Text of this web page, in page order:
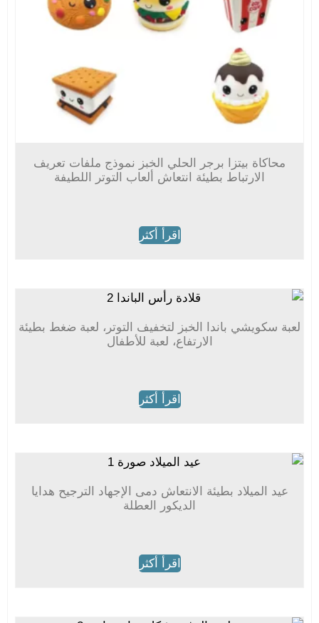
محاكاة بيتزا برجر الحلي الخبز نموذج ملفات تعريف
الارتباط بطيئة انتعاش ألعاب التوتر اللطيفة
اقرأ أكثر
لعبة سكويشي باندا الخبز لتخفيف التوتر، لعبة ضغط بطيئة
الارتفاع، لعبة للأطفال
اقرأ أكثر
عيد الميلاد بطيئة الانتعاش دمى الإجهاد الترجيح هدايا
الديكور العطلة
اقرأ أكثر